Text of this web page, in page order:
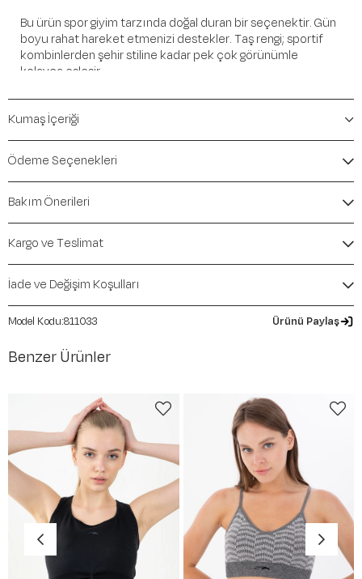
Bu ürün spor giyim tarzında doğal duran bir seçenektir. Gün
boyu rahat hareket etmenizi destekler. Taş rengi; sportif
kombinlerden şehir stiline kadar pek çok görünümle
kolayca eşleşir.
Öne Çıkan Detaylar
Marka:Maraton
Renk:Taş
Elastane %3 polypropylene
Kalıp / Form:SlimFit
Mevsim:İlkbahar-Yaz
Kumaş İçeriği
Ödeme Seçenekleri
Bakım Önerileri
Kargo ve Teslimat
İade ve Değişim Koşulları
811033 Ürünü Paylaş
Benzer Ürünler